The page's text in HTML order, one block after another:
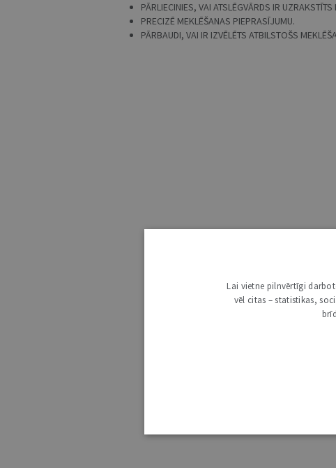
PĀRLIECINIES, VAI ATSLĒGVĀRDS IR UZRAKSTĪTS
PRECIZĒ MEKLĒŠANAS PIEPRASĪJUMU.
PĀRBAUDI, VAI IR IZVĒLĒTS ATBILSTOŠS
Lai vietne pilnvērtīgi
vēl citas – statistikas,